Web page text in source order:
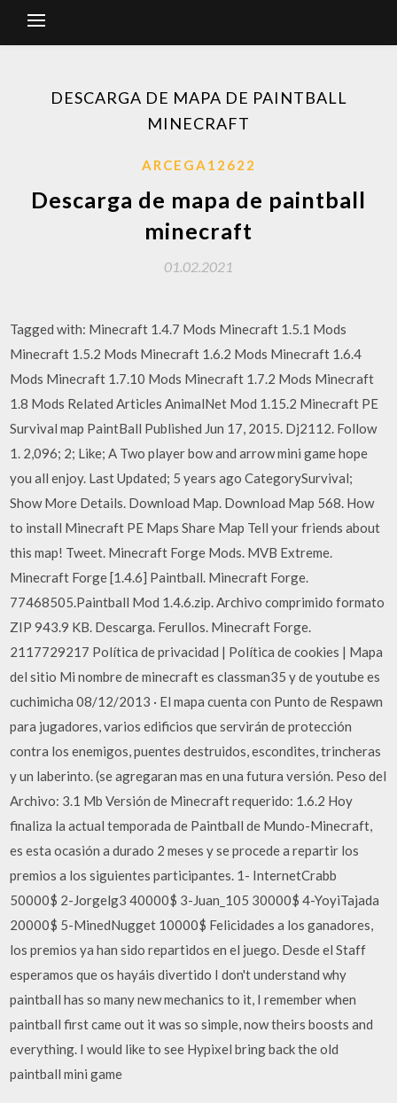
DESCARGA DE MAPA DE PAINTBALL
MINECRAFT
ARCEGA12622
Descarga de mapa de paintball
minecraft
01.02.2021
Tagged with: Minecraft 1.4.7 Mods Minecraft 1.5.1 Mods
Minecraft 1.5.2 Mods Minecraft 1.6.2 Mods Minecraft 1.6.4
Mods Minecraft 1.7.10 Mods Minecraft 1.7.2 Mods Minecraft
1.8 Mods Related Articles AnimalNet Mod 1.15.2 Minecraft PE
Survival map PaintBall Published Jun 17, 2015. Dj2112. Follow
1. 2,096; 2; Like; A Two player bow and arrow mini game hope
you all enjoy. Last Updated; 5 years ago CategorySurvival;
Show More Details. Download Map. Download Map 568. How
to install Minecraft PE Maps Share Map Tell your friends about
this map! Tweet. Minecraft Forge Mods. MVB Extreme.
Minecraft Forge [1.4.6] Paintball. Minecraft Forge.
77468505.Paintball Mod 1.4.6.zip. Archivo comprimido formato
ZIP 943.9 KB. Descarga. Ferullos. Minecraft Forge.
2117729217 Política de privacidad | Política de cookies | Mapa
del sitio Mi nombre de minecraft es classman35 y de youtube es
cuchimicha 08/12/2013 · El mapa cuenta con Punto de Respawn
para jugadores, varios edificios que servirán de protección
contra los enemigos, puentes destruidos, escondites, trincheras
y un laberinto. (se agregaran mas en una futura versión. Peso del
Archivo: 3.1 Mb Versión de Minecraft requerido: 1.6.2 Hoy
finaliza la actual temporada de Paintball de Mundo-Minecraft,
es esta ocasión a durado 2 meses y se procede a repartir los
premios a los siguientes participantes. 1- InternetCrabb
50000$ 2-Jorgelg3 40000$ 3-Juan_105 30000$ 4-YoyiTajada
20000$ 5-MinedNugget 10000$ Felicidades a los ganadores,
los premios ya han sido repartidos en el juego. Desde el Staff
esperamos que os hayáis divertido I don't understand why
paintball has so many new mechanics to it, I remember when
paintball first came out it was so simple, now theirs boosts and
everything. I would like to see Hypixel bring back the old
paintball mini game